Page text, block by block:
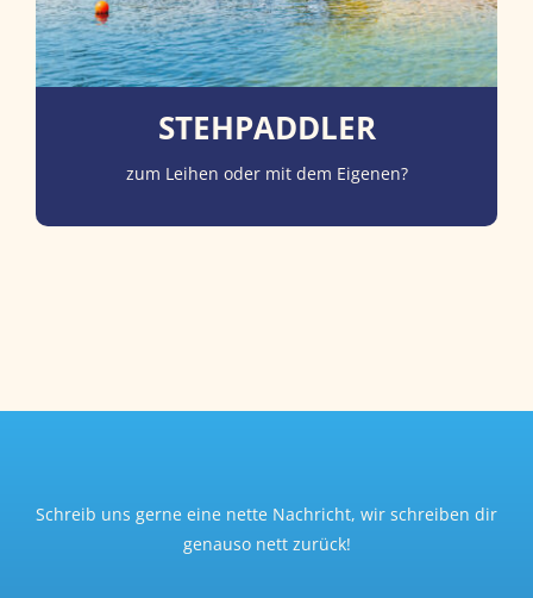
STEHPADDLER
zum Leihen oder mit dem Eigenen?
Schreib uns gerne eine nette Nachricht, wir schreiben dir
genauso nett zurück!